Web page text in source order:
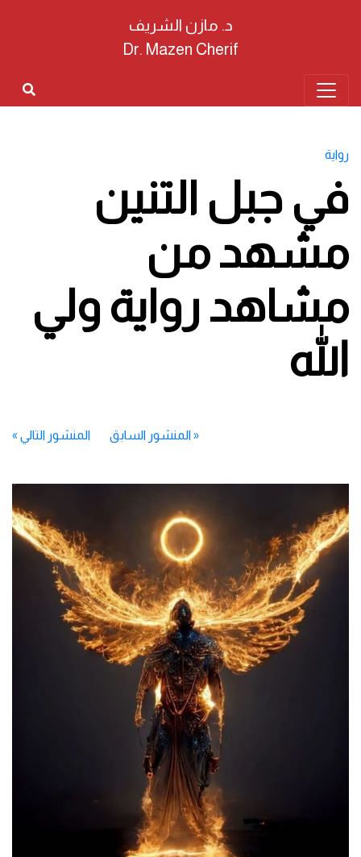
د. مازن الشريف
Dr. Mazen Cherif
رواية
في جبل التنين
مشهد من
مشاهد رواية ولي
الله
«المنشور السابق المنشور التالي »